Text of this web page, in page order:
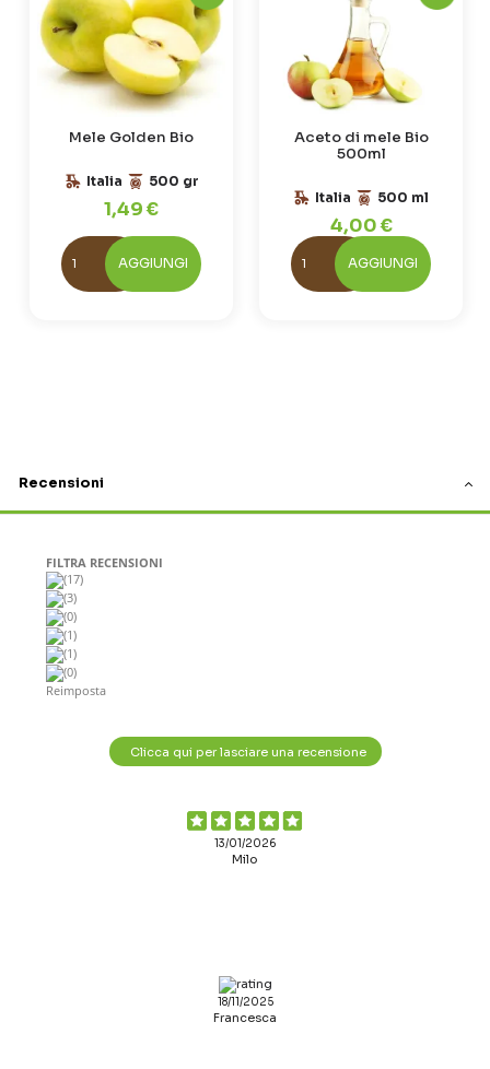
Mele Golden Bio
Italia 500 gr
1,49 €
AGGIUNGI
Aceto di mele Bio
500ml
Italia 500 ml
4,00 €
AGGIUNGI
Recensioni
FILTRA RECENSIONI
(17)
(3)
(0)
(1)
(1)
(0)
Reimposta
Clicca qui per lasciare una recensione
13/01/2026
Milo
18/11/2025
Francesca